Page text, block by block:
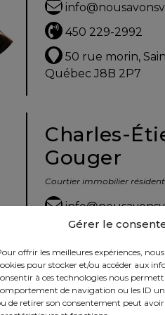
Gérer le
offrir les meilleures expériences,
pour stocker et/ou accéder aux
à ces technologies nous
de navigation ou les ID
de retirer son consentement peut
450 229-2992
50 rue morin,
Québec J8B 2P7
Charles-
Gouger
Courtier immobilier
450 229-2992
50 rue morin,
Québec J8B 2P7